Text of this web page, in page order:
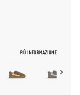
PIÙ INFORMAZIONE